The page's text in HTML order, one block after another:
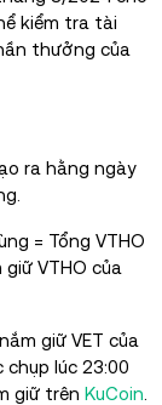
kiểm tra tài
thưởng của
ra hằng ngày
= Tổng VTHO
VTHO của
giữ VET của
lúc 23:00
giữ trên KuCoin